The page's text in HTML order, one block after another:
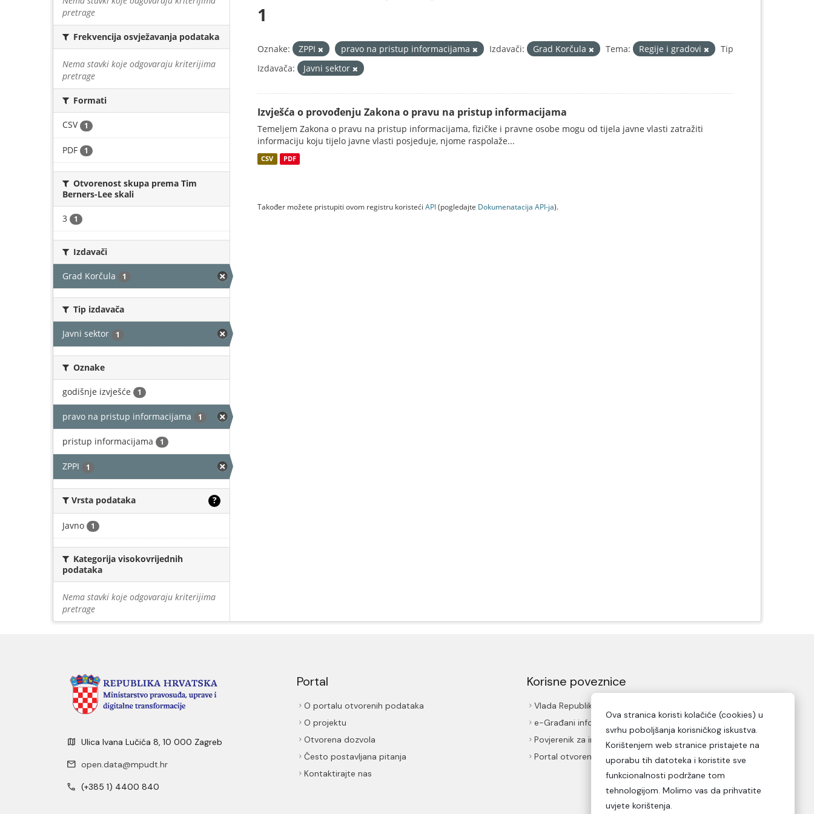
pretrage
Frekvencija osvježavanja podataka
Nema stavki koje odgovaraju kriterijima
pretrage
Formati
CSV 1
PDF 1
Otvorenost skupa prema Tim
Berners-Lee skali
3 1
Izdavači
Grad Korčula 1
Tip izdavača
Javni sektor 1
Oznake
godišnje izvješće 1
pravo na pristup informacijama 1
pristup informacijama 1
ZPPI 1
Vrsta podataka ?
Javno 1
Kategorija visokovrijednih
podataka
Nema stavki koje odgovaraju kriterijima
pretrage
1
Oznake: ZPPI pravo na pristup informacijama Izdavači: Grad Korčula Tema: Regije i gradovi
Tip
Izdavača:
Javni sektor
Izvješća o provođenju Zakona o pravu na pristup informacijama
Temeljem Zakona o pravu na pristup informacijama, fizičke i pravne osobe mogu od tijela javne vlasti zatražiti
informaciju koju tijelo javne vlasti posjeduje, njome raspolaže...
CSV PDF
Također možete pristupiti ovom registru koristeći API(pogledajte Dokumenаtаcijа API-jа).